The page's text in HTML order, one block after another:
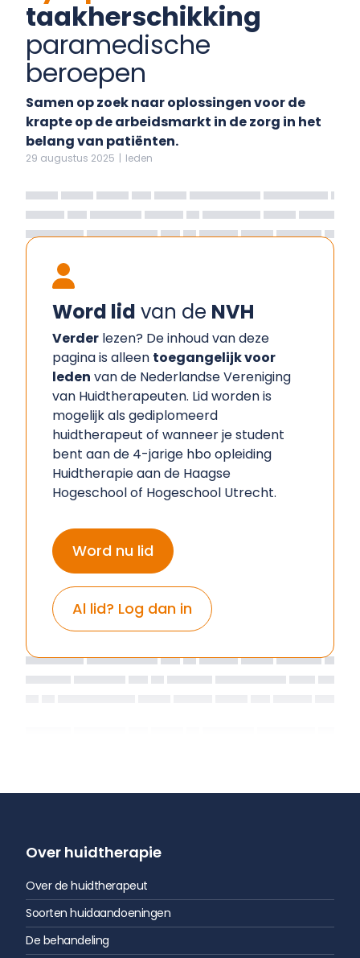
taakherschikking
paramedische
beroepen
Samen op zoek naar oplossingen voor de
krapte op de arbeidsmarkt in de zorg in het
belang van patiënten.
29 augustus 2025 | leden
Word lid van de NVH
Verder lezen? De inhoud van deze
pagina is alleen toegangelijk voor
leden van de Nederlandse Vereniging
van Huidtherapeuten. Lid worden is
mogelijk als gediplomeerd
huidtherapeut of wanneer je student
bent aan de 4-jarige hbo opleiding
Huidtherapie aan de Haagse
Hogeschool of Hogeschool Utrecht.
Word nu lid
Al lid? Log dan in
Over huidtherapie
Over de huidtherapeut
Soorten huidaandoeningen
De behandeling